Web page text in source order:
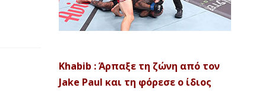
Khabib : Άρπαξε τη ζώνη από τον
Jake Paul και τη φόρεσε ο ίδιος